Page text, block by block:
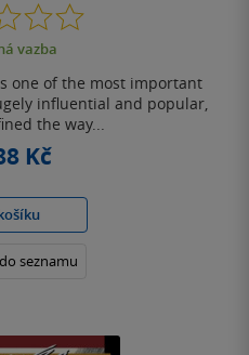
0.0
z
5 vazba
one of the most important
influential and popular,
the way...
Kč
seznamu